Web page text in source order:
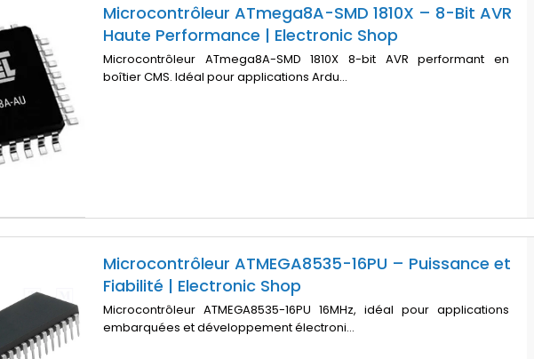
Microcontrôleur ATmega8A-SMD 1810X – 8-Bit AVR
Haute Performance | Electronic Shop
Microcontrôleur ATmega8A-SMD 1810X 8-bit AVR performant en
boîtier CMS. Idéal pour applications Ardu...
Microcontrôleur ATMEGA8535-16PU – Puissance et
Fiabilité | Electronic Shop
Microcontrôleur ATMEGA8535-16PU 16MHz, idéal pour applications
embarquées et développement électroni...